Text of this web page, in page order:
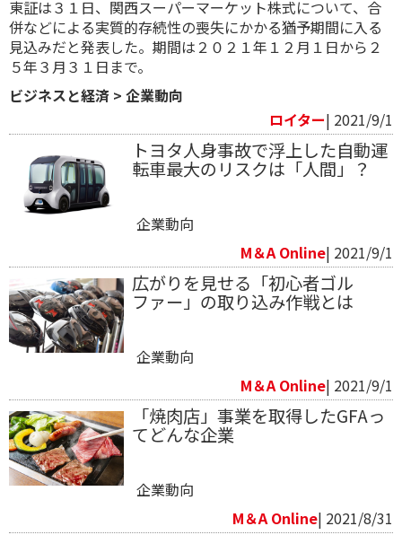
東証は３１日、関西スーパーマーケット株式について、合
併などによる実質的存続性の喪失にかかる猶予期間に入る
見込みだと発表した。期間は２０２１年１２月１日から２
５年３月３１日まで。
ビジネスと経済 > 企業動向
ロイター| 2021/9/1
トヨタ人身事故で浮上した自動運
転車最大のリスクは「人間」？
企業動向
M＆A Online| 2021/9/1
広がりを見せる「初心者ゴル
ファー」の取り込み作戦とは
企業動向
M＆A Online| 2021/9/1
「焼肉店」事業を取得したGFAっ
てどんな企業
企業動向
M＆A Online| 2021/8/31